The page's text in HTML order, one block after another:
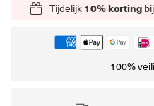
Tijdelijk 10% kortingbij
100%